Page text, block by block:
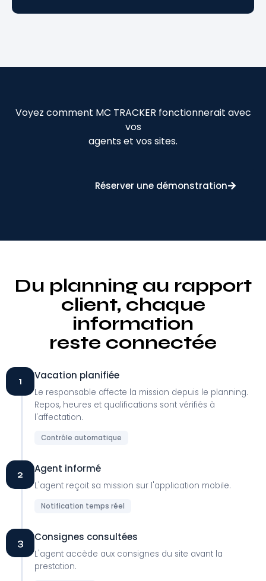
Voyez comment MC TRACKER fonctionnerait avec
vos
agents et vos sites.
Réserver une démonstration
Du planning au rapport
client, chaque
information
reste connectée
1 Vacation planifiée
Le responsable affecte la mission depuis le planning.
Repos, heures et qualifications sont vérifiés à
l'affectation.
Contrôle automatique
2 Agent informé
L'agent reçoit sa mission sur l'application mobile.
Notification temps réel
3 Consignes consultées
L'agent accède aux consignes du site avant la
prestation.